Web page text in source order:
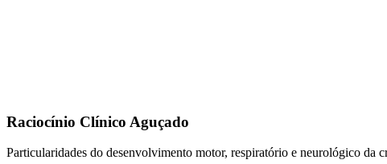
Raciocínio Clínico Aguçado
Particularidades do desenvolvimento motor, respiratório e neurológico da